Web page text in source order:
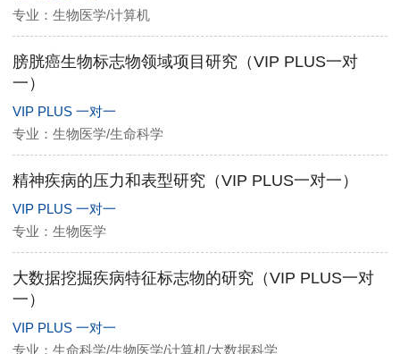
专业：生物医学/计算机
膀胱癌生物标志物领域项目研究（VIP PLUS一对
一）
VIP PLUS 一对一
专业：生物医学/生命科学
精神疾病的压力和表型研究（VIP PLUS一对一）
VIP PLUS 一对一
专业：生物医学
大数据挖掘疾病特征标志物的研究（VIP PLUS一对
一）
VIP PLUS 一对一
专业：生命科学/生物医学/计算机/大数据科学